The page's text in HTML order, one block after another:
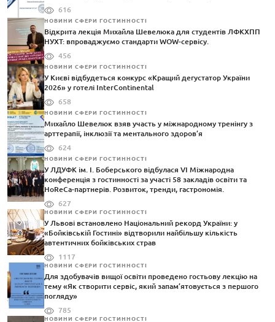
616
НОВИНИ СФЕРИ ГОСТИННОСТІ
Відкрита лекція Михайла Шевелюка для студентів ЛФКХПП
НУХТ: впроваджуємо стандарти WOW-сервісу.
456
НОВИНИ СФЕРИ ГОСТИННОСТІ
У Києві відбудеться конкурс «Кращий дегустатор України
2026» у готелі InterContinental
658
НОВИНИ СФЕРИ ГОСТИННОСТІ
Михайло Шевелюк взяв участь у міжнародному тренінгу з
арттерапії, інклюзії та ментального здоров’я
624
НОВИНИ СФЕРИ ГОСТИННОСТІ
У ЛДУФК ім. І. Боберського відбулася VI Міжнародна
конференція з гостинності за участі 58 закладів освіти та
HoReCa-партнерів. Розвиток, тренди, гастрономія.
627
НОВИНИ СФЕРИ ГОСТИННОСТІ
У Львові встановлено Національний рекорд України: у
«Бойківській Гостині» відтворили найбільшу кількість
автентичних бойківських страв
1117
НОВИНИ СФЕРИ ГОСТИННОСТІ
Для здобувачів вищої освіти проведено гостьову лекцію на
тему «Як створити сервіс, який запам’ятовується з першого
погляду»
785
НОВИНИ СФЕРИ ГОСТИННОСТІ